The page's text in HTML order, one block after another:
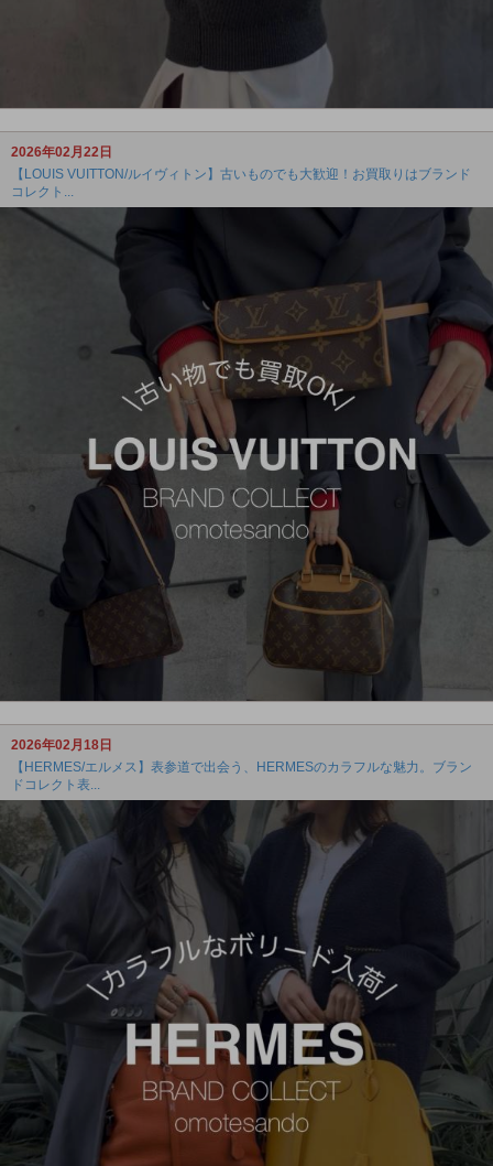
2026年02月22日
【LOUIS VUITTON/ルイヴィトン】古いものでも大歓迎！お買取りはブランド
コレクト...
2026年02月18日
【HERMES/エルメス】表参道で出会う、HERMESのカラフルな魅力。ブラン
ドコレクト表...